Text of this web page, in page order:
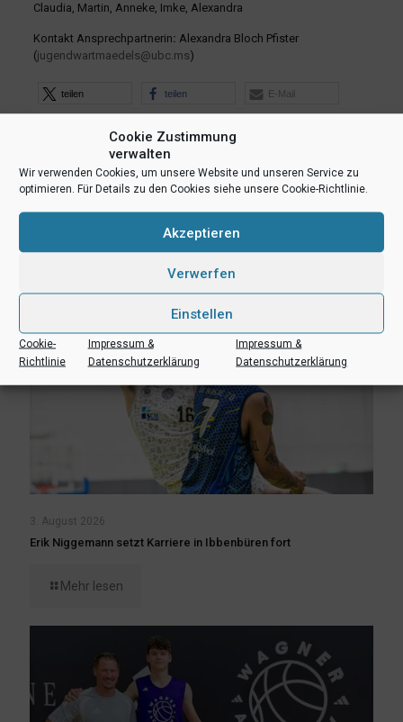
Cookie Zustimmung
verwalten
Wir verwenden Cookies, um unsere Website und unseren Service zu
optimieren. Für Details zu den Cookies siehe unsere Cookie-Richtlinie.
Akzeptieren
Verwerfen
Einstellen
Cookie-
Richtlinie
Impressum &
Datenschutzerklärung
Impressum &
Datenschutzerklärung
Claudia, Martin, Anneke, Imke, Alexandra
Kontakt Ansprechpartnerin: Alexandra Bloch Pfister
(jugendwartmaedels@ubc.ms)
teilen teilen E-Mail
Ähnliche Beiträge
3. August 2026
Erik Niggemann setzt Karriere in Ibbenbüren fort
Mehr lesen